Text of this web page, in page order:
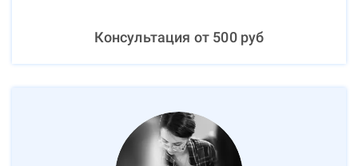
Консультация от 500руб